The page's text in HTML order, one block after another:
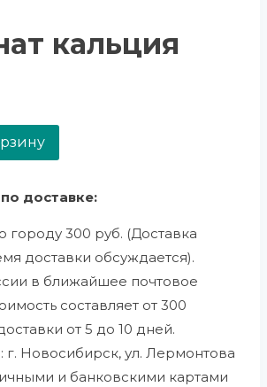
кальция
доставке:
городу 300 руб. (Доставка
доставки обсуждается).
в ближайшее почтовое
составляет от 300
от 5 до 10 дней.
г. Новосибирск, ул. Лермонтова
и банковскими картами